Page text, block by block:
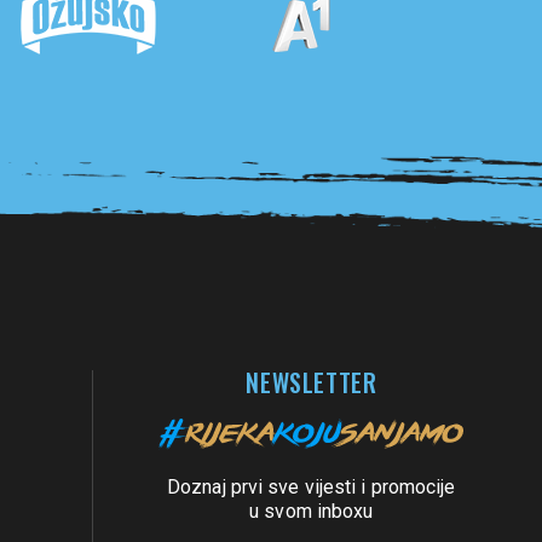
NEWSLETTER
Doznaj prvi sve vijesti i promocije
u svom inboxu